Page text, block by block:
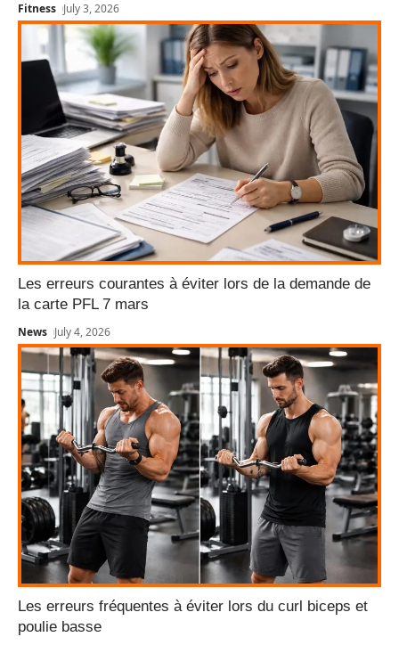
Fitness July 3, 2026
Les erreurs courantes à éviter lors de la demande de
la carte PFL 7 mars
News July 4, 2026
Les erreurs fréquentes à éviter lors du curl biceps et
poulie basse